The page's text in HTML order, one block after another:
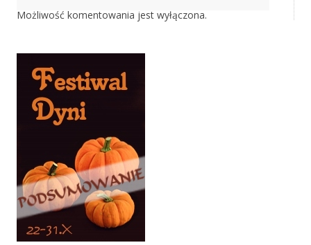
Możliwość komentowania jest wyłączona.